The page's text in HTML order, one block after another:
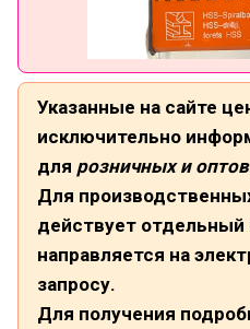
Указанные на сайте
исключительно
для розничных и
Для
действует отдельный
направляется на
запросу.
Для получения